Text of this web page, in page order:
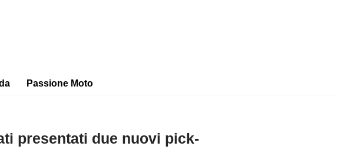
Passione Moto
presentati due nuovi pick-